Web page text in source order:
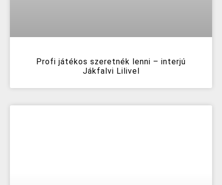
Profi játékos szeretnék lenni – interjú
Jákfalvi Lilivel